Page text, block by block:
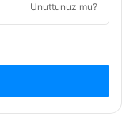
Unuttunuz mu?